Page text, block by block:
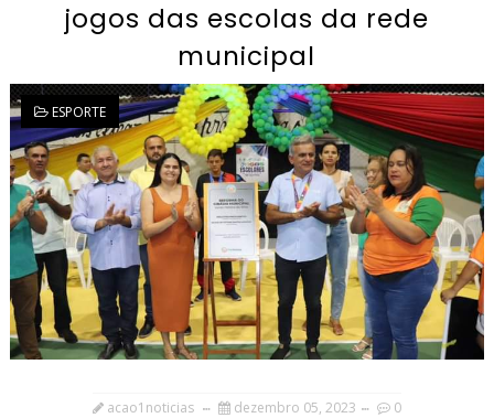
jogos das escolas da rede
municipal
ESPORTE
acao1noticias dezembro 05, 2023 0